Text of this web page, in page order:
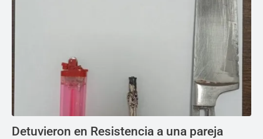
Detuvieron en Resistencia a una pareja